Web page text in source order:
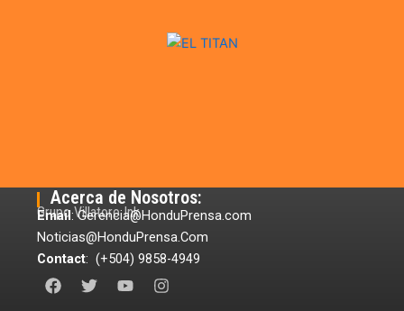
Acerca de Nosotros:
Grupo Villatoro Ink
Email: Gerencia@HonduPrensa.com
Noticias@HonduPrensa.Com
Contact: (+504) 9858-4949
F
a
T
w
Y
o
I
n